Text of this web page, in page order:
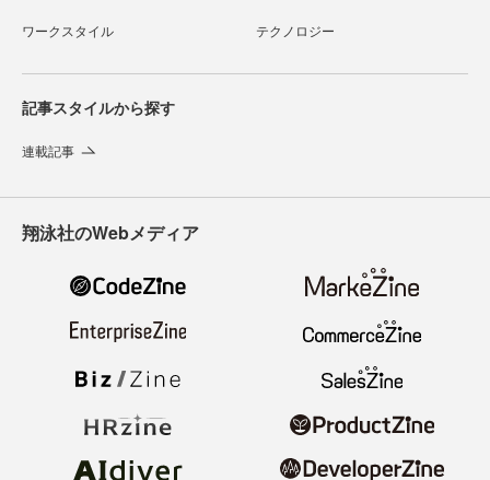
ワークスタイル テクノロジー
記事スタイルから探す
連載記事
翔泳社のWebメディア